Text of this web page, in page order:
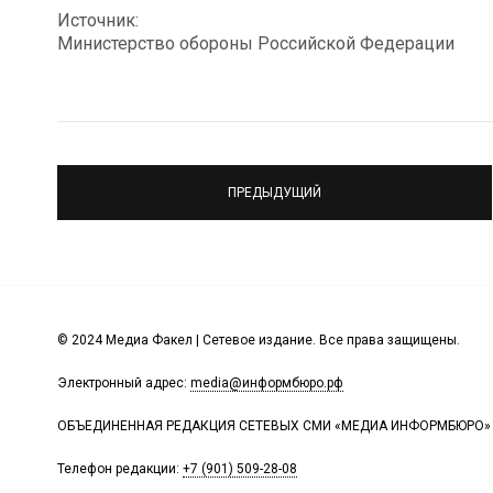
Источник:
Министерство обороны Российской Федерации
ПРЕДЫДУЩИЙ
© 2024 Медиа Факел | Сетевое издание. Все права защищены.
Электронный адрес: media@информбюро.рф
ОБЪЕДИНЕННАЯ РЕДАКЦИЯ СЕТЕВЫХ СМИ «МЕДИА ИНФОРМБЮРО»
Телефон редакции: +7 (901) 509-28-08